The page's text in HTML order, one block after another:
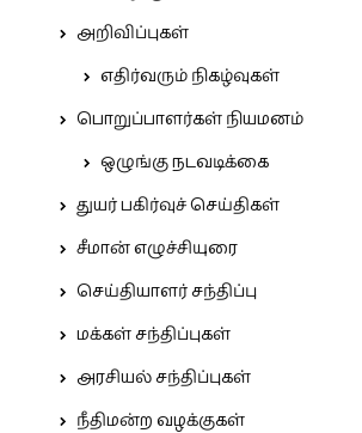
அறிவிப்புகள்
எதிர்வரும் நிகழ்வுகள்
பொறுப்பாளர்கள் நியமனம்
ஒழுங்கு நடவடிக்கை
துயர் பகிர்வுச் செய்திகள்
சீமான் எழுச்சியுரை
செய்தியாளர் சந்திப்பு
மக்கள் சந்திப்புகள்
அரசியல் சந்திப்புகள்
நீதிமன்ற வழக்குகள்